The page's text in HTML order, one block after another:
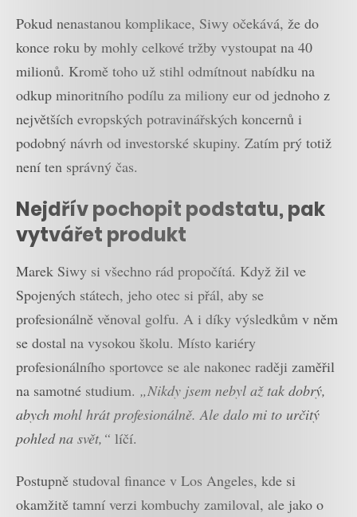
Pokud nenastanou komplikace, Siwy očekává, že do
konce roku by mohly celkové tržby vystoupat na 40
milionů. Kromě toho už stihl odmítnout nabídku na
odkup minoritního podílu za miliony eur od jednoho z
největších evropských potravinářských koncernů i
podobný návrh od investorské skupiny. Zatím prý totiž
není ten správný čas.
Nejdřív pochopit podstatu, pak
vytvářet produkt
Marek Siwy si všechno rád propočítá. Když žil ve
Spojených státech, jeho otec si přál, aby se
profesionálně věnoval golfu. A i díky výsledkům v něm
se dostal na vysokou školu. Místo kariéry
profesionálního sportovce se ale nakonec raději zaměřil
na samotné studium. „Nikdy jsem nebyl až tak dobrý,
abych mohl hrát profesionálně. Ale dalo mi to určitý
pohled na svět,“ líčí.
Postupně studoval finance v Los Angeles, kde si
okamžitě tamní verzi kombuchy zamiloval, ale jako o